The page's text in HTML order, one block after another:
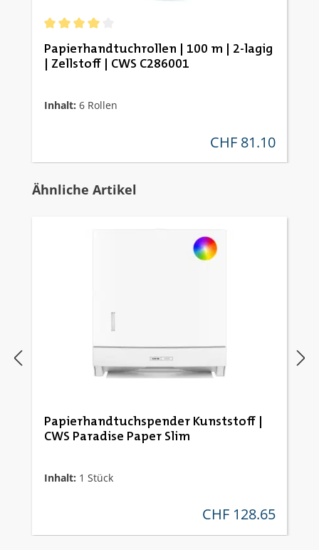
Papierhandtuchrollen | 100 m | 2-lagig
| Zellstoff | CWS C286001
Inhalt: 6 Rollen
regulärer preis:
CHF 81.10
Produktgalerie überspringen
Ähnliche Artikel
Papierhandtuchspender Kunststoff |
CWS Paradise Paper Slim
Inhalt: 1 Stück
regulärer preis:
CHF 128.65